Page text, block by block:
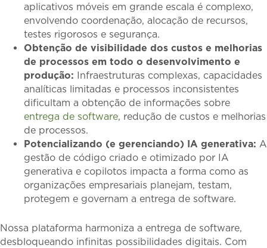
aplicativos móveis em grande escala é complexo,
envolvendo coordenação, alocação de recursos,
testes rigorosos e segurança.
Obtenção de visibilidade dos custos e melhorias
de processos em todo o desenvolvimento e
produção: Infraestruturas complexas, capacidades
analíticas limitadas e processos inconsistentes
dificultam a obtenção de informações sobre
entrega de software, redução de custos e melhorias
de processos.
Potencializando (e gerenciando) IA generativa: A
gestão de código criado e otimizado por IA
generativa e copilotos impacta a forma como as
organizações empresariais planejam, testam,
protegem e governam a entrega de software.
Nossa plataforma harmoniza a entrega de software,
desbloqueando infinitas possibilidades digitais. Com